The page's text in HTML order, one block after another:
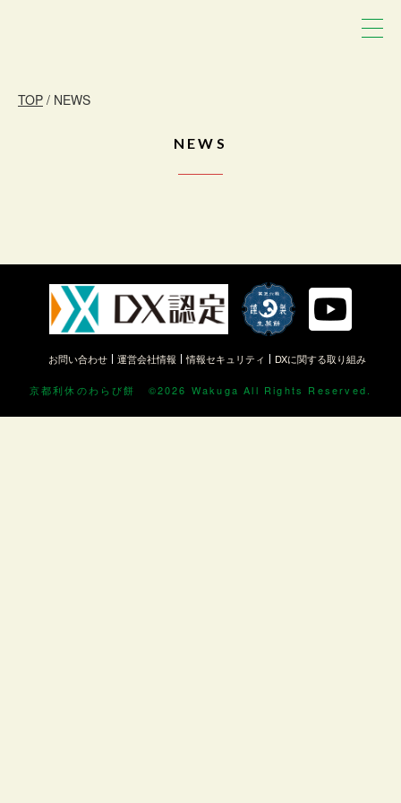
TOP / NEWS
NEWS
お問い合わせ 運営会社情報 情報セキュリティ DXに関する取り組み
京都利休のわらび餅 ©2026 Wakuga All Rights Reserved.